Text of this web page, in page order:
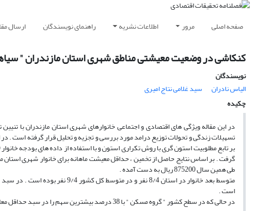
صفحه اصلی مرور اطلاعات نشریه راهنمای نویسندگان ارسال
کنکاشی در وضعیت معیشتی مناطق شهری استان مازندران "
نویسندگان
الیاس نادران
سید غلامی نتاج امیری
چکیده
در این مقاله ویژگی های اقتصادی و اجتماعی خانوارهای شهری استان مازندران با
طی همین سال 875200 ریال به دست آمده .
است .
در حالی که در سطح کشور " گروه مسکن " با 38 درصد بیشترین سهم را در سبد حداقل معاش دارا بوده است .